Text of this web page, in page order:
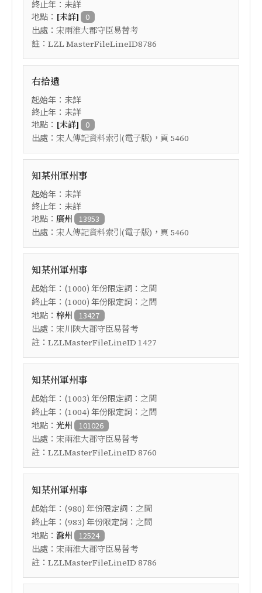
終止年：未詳
地點： [未詳] 0
出處： 宋兩淮大郡守臣易替考
註： LZL MasterFileLineID8786
右拾遺
起始年：未詳
終止年：未詳
地點： [未詳] 0
出處： 宋人傳記資料索引(電子版) ，頁 5460
知某州軍州事
起始年：未詳
終止年：未詳
地點： 廣州 13953
出處： 宋人傳記資料索引(電子版) ，頁 5460
知某州軍州事
起始年：(1000) 年份限定詞： 之間
終止年：(1000) 年份限定詞： 之間
地點： 梓州 13427
出處： 宋川陝大郡守臣易替考
註： LZLMasterFileLineID 1427
知某州軍州事
起始年：(1003) 年份限定詞： 之間
終止年：(1004) 年份限定詞： 之間
地點： 光州 101026
出處： 宋兩淮大郡守臣易替考
註： LZLMasterFileLineID 8760
知某州軍州事
起始年：(980) 年份限定詞： 之間
終止年：(983) 年份限定詞： 之間
地點： 滁州 12524
出處： 宋兩淮大郡守臣易替考
註： LZLMasterFileLineID 8786